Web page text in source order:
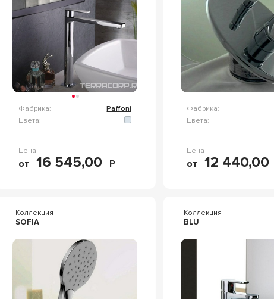
Фабрика:
Paffoni
Цвета:
Цена
от 16 545,00 Р
Фабрика:
Цвета:
Цена
от 12 440,00
Коллекция
SOFIA
Коллекция
BLU